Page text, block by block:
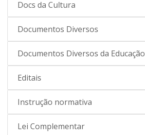
Docs da Cultura
Documentos Diversos
Documentos Diversos da Educação
Editais
Instrução normativa
Lei Complementar